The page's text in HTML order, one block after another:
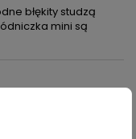
błękity studzą
mini są